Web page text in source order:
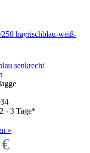
senkrecht
2 - 3 Tage*
»